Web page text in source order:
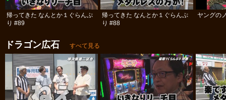
帰ってきた なんとか１ぐらんぷ
り #89
帰ってきた なんとか１ぐらんぷ
り #88
ヤングの
ドラゴン広石 すべて見る